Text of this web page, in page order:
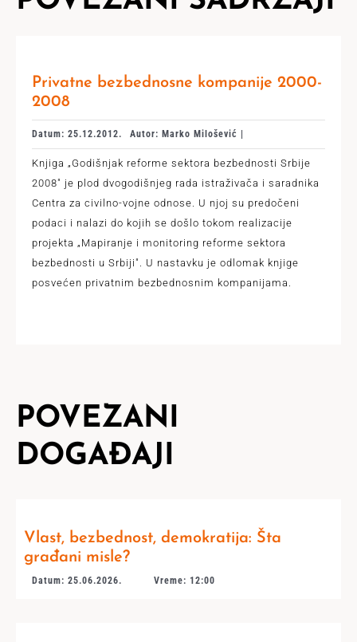
Privatne bezbednosne kompanije 2000-
2008
Datum: 25.12.2012. Autor: Marko Milošević |
Knjiga „Godišnjak reforme sektora bezbednosti Srbije
2008" je plod dvogodišnjeg rada istraživača i saradnika
Centra za civilno-vojne odnose. U njoj su predočeni
podaci i nalazi do kojih se došlo tokom realizacije
projekta „Mapiranje i monitoring reforme sektora
bezbednosti u Srbiji". U nastavku je odlomak knjige
posvećen privatnim bezbednosnim kompanijama.
POVEZANI
DOGAĐAJI
Vlast, bezbednost, demokratija: Šta
građani misle?
Datum: 25.06.2026. Vreme: 12:00